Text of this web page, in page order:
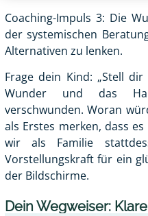
Coaching-Impuls 3: Die
der systemischen
Alternativen zu lenken.
Frage dein Kind: „Stell
Wunder und das
verschwunden. Woran
als Erstes merken, dass
wir als Familie
Vorstellungskraft für ein
der Bildschirme.
Dein Wegweiser: